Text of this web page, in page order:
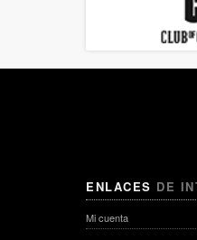
ENLACES DE
Mi cuenta